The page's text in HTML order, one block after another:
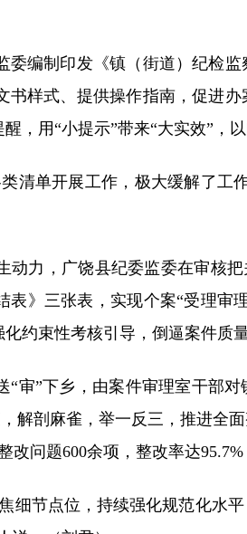
制印发《镇（街道）纪检监
样式、提供操作指南，促进
，用“小提示”带来“大实效”，
单开展工作，极大缓解了工
，广饶县纪委监委在审核把
》三张表，实现个案“受理审
约束性考核引导，倒逼案件质量
”下乡，由案件审理室干部对
解剖麻雀，举一反三，推进全
问题600余项，整改率达
节点位，持续强化规范化水平